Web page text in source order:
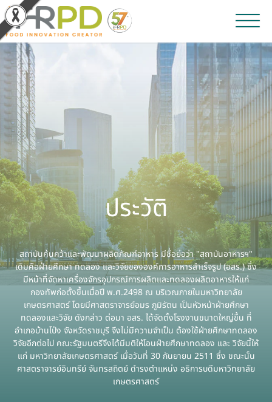
หน้าหลัก
ผลงานวิจัยและนวัตกรรม
ผลิตภัณฑ์และจำหน่าย
บริการของเรา
ข่าวประชาสัมพันธ์
เกี่ยวกับสถาบัน
บุคลากรสถาบัน
รับข้อร้องเรียนและข้อเสนอแนะ
ระบบสารสนเทศ (ใน)
ติดต่อเรา
สายตรงผู้บริหาร
ประวัติ
สถาบันค้นคว้าและพัฒนาผลิตภัณฑ์อาหาร มีชื่อย่อว่า "สถาบันอาหารฯ"
เดิมคือฝ่ายศึกษา ทดลอง และวิจัยขององค์การอาหารสำเร็จรูป (อสร.) ซึ่ง
มีหน้าที่จัดหาเครื่องจักรอุปกรณ์การผลิตและทดลองผลิตอาหารให้แก่
กองทัพก่อตั้งขึ้นเมื่อปี พ.ศ.2498 ณ บริเวณภายในมหาวิทยาลัย
เกษตรศาสตร์ โดยมีศาสตราจารย์อมร ภูมิรัตน เป็นหัวหน้าฝ่ายศึกษา
ทดลองและวิจัย ดังกล่าว ต่อมา อสร. ได้จัดตั้งโรงงานขนาดใหญ่ขึ้น ที่
อำเภอบ้านโป่ง จังหวัดราชบุรี จึงไม่มีความจำเป็น ต้องใช้ฝ่ายศึกษาทดลอง
วิจัยอีกต่อไป คณะรัฐมนตรีจึงได้มีมติให้โอนฝ่ายศึกษาทดลอง และ วิจัยนี้ให้
แก่ มหาวิทยาลัยเกษตรศาสตร์ เมื่อวันที่ 30 กันยายน 2511 ซึ่ง ขณะนั้น
ศาสตราจารย์อินทรีย์ จันทรสถิตย์ ดำรงตำแหน่ง อธิการบดีมหาวิทยาลัย
เกษตรศาสตร์